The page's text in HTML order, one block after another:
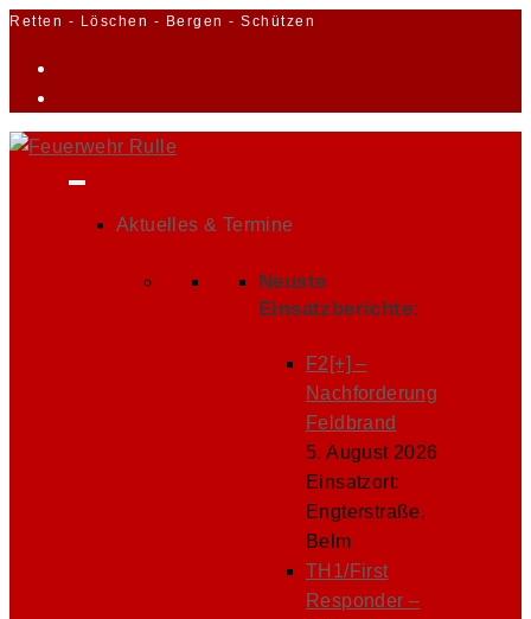
Zum
Retten - Löschen - Bergen - Schützen
Aktuelles & Termine
Neuste
Einsatzberichte:
F2[+] –
Nachforderung
Feldbrand
5. August 2026
Einsatzort:
Engterstraße,
Belm
TH1/First
Responder –